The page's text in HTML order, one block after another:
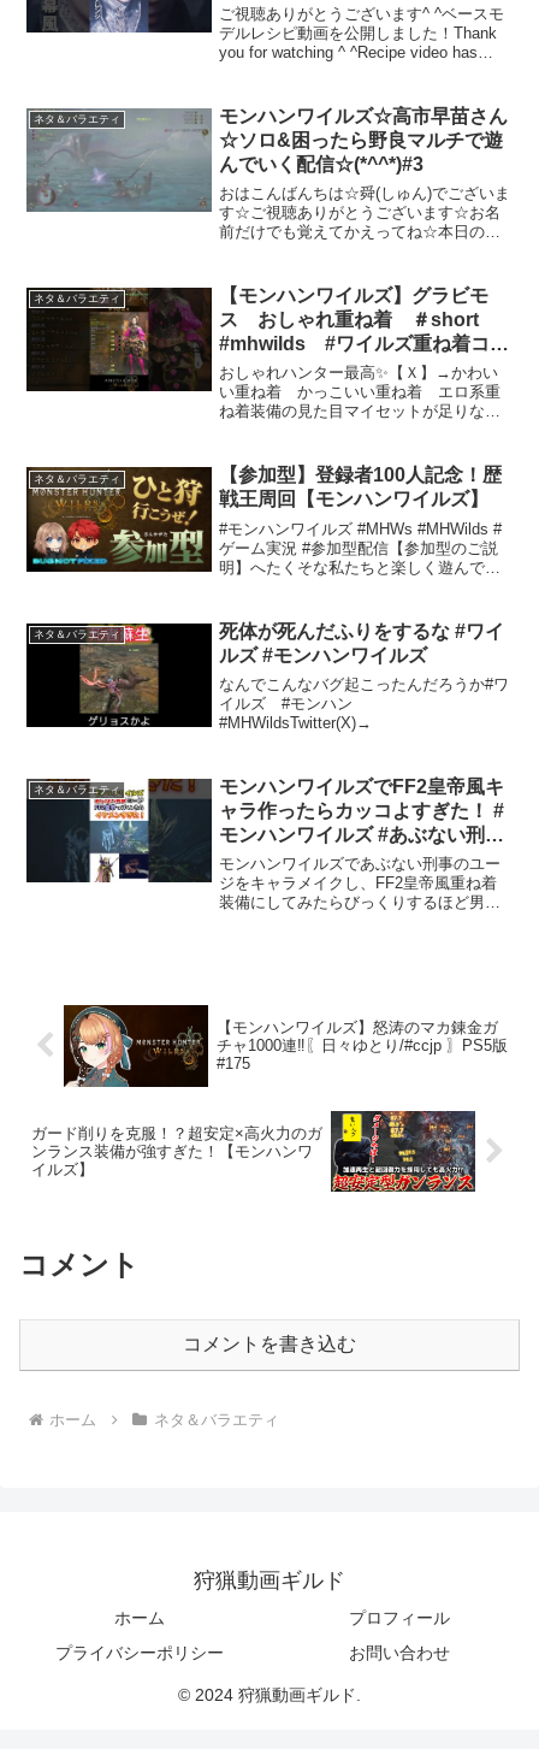
Wilds – Sephiroth-Style male
Albert Wesker form
ご視聴ありがとうございます^ ^ベースモ
デルレシピ動画を公開しました！Thank
you for watching ^ ^Recipe video has
ネタ＆バラエティ
モンハンワイルズ☆高市早苗さん
☆ソロ&困ったら野良マルチで遊
んでいく配信☆(*^^*)#3
おはこんばんちは☆舜(しゅん)でございま
す☆ご視聴ありがとうございます☆お名
前だけでも覚えてかえってね☆本日のお
チで遊んでいきたいと思います☆(*^^*)ス
ーパープ...
ネタ＆バラエティ
【モンハンワイルズ】グラビモ
ス おしゃれ重ね着 ＃short
#mhwilds #ワイルズ重ね着コー
デ #ワイルズ重ね着女
おしゃれハンター最高✨【Ｘ】→かわい
い重ね着 かっこいい重ね着 エロ系重
ね着装備の見た目マイセットが足りない
て下さい✨#shorts #mhwilds #mhwilds...
ネタ＆バラエティ
【参加型】登録者100人記念！歴
戦王周回【モンハンワイルズ】
#モンハンワイルズ #MHWs #MHWilds #
ゲーム実況 #参加型配信【参加型のご説
明】へたくそな私たちと楽しく遊んでく
ー＆せーちゃんの2人で協力ゲームを中心
に...
ネタ＆バラエティ
死体が死んだふりをするな #ワイ
ルズ #モンハンワイルズ
なんでこんなバグ起こったんだろうか#ワ
イルズ #モンハン
#MHWildsTwitter(X)→
ネタ＆バラエティ
モンハンワイルズでFF2皇帝風キ
ャラ作ったらカッコよすぎた！ #
モンハンワイルズ #あぶない刑事
#FF2 #柴田恭兵
モンハンワイルズであぶない刑事のユー
ジをキャラメイクし、FF2皇帝風重ね着
装備にしてみたらびっくりするほど男前
【モンハンワイルズ】怒涛のマカ錬金ガ
チャ1000連‼️〖日々ゆとり/#ccjp 〗PS5版
#175
ガード削りを克服！？超安定×高火力のガ
ンランス装備が強すぎた！【モンハンワ
イルズ】
コメント
コメントを書き込む
ホーム ネタ＆バラエティ
狩猟動画ギルド
ホーム
プロフィール
プライバシーポリシー
お問い合わせ
© 2024 狩猟動画ギルド.